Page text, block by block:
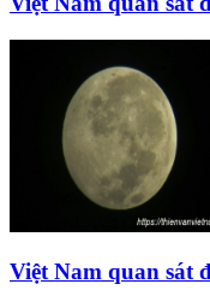
Việt Nam quan sát